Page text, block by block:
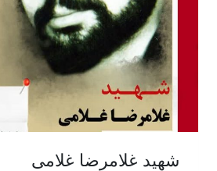
شهید غلامرضا غلامی